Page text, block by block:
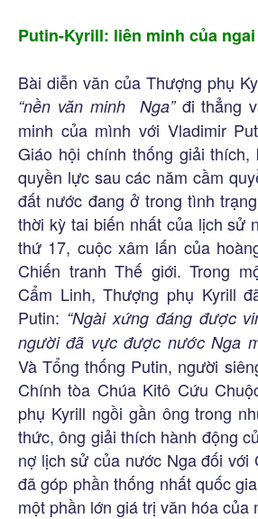
Putin-Kyrill: liên minh của
Bài diễn văn của Thượng phụ
“nền văn minh Nga”đi thẳng
minh của mình với Vladimir
Giáo hội chính thống giải thích,
quyền lực sau các năm cầm
đất nước đang ở trong tình
thời kỳ tai biến nhất của lịch sử
thứ 17, cuộc xâm lấn của
Chiến tranh Thế giới. Trong
Cẩm Linh, Thượng phụ Kyrill
Putin: “Ngài xứng đáng được
người đã vực được nước Nga
Và Tổng thống Putin, người
Chính tòa Chúa Kitô Cứu
phụ Kyrill ngồi gần ông trong
thức, ông giải thích hành động
nợ lịch sử của nước Nga đối với
đã góp phần thống nhất quốc
một phần lớn giá trị văn hóa của